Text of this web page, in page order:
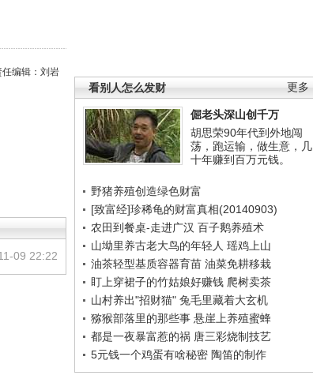
更多
看别人怎么发财
倔老头深山创千万
胡思荣90年代到外地闯
荡，跑运输，做生意，几
十年赚到百万元钱。
野猪养殖创造绿色财富
[致富经]珍稀龟的财富真相(20140903)
农田到餐桌-走进广汉 百子鹅养殖术
山坳里养古老大鸟的年轻人 瑶鸡上山
油茶轻型基质容器育苗 油菜免耕移栽
盯上穿裙子的竹姑娘好赚钱 爬树卖茶
山村养出"招财猫" 兔毛里藏着大玄机
猕猴部落里的那些事 悬崖上养殖蜜蜂
都是一夜暴富惹的祸 唐三彩烧制技艺
5元钱一个鸡蛋有啥秘密 陶笛的制作
任编辑：刘岩
09 22:22